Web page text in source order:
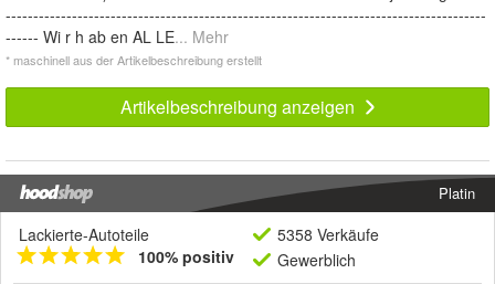
---------------------------------------------------------------------------------------
------ Wi r h ab en AL LE... Mehr
* maschinell aus der Artikelbeschreibung erstellt
Artikelbeschreibung anzeigen
Platin
Lackierte-Autoteile
100% positiv
5358 Verkäufe
Gewerblich